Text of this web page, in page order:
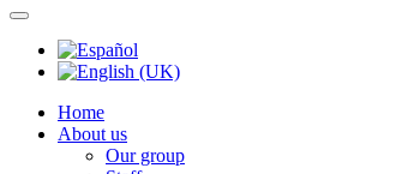
Home
About us
Our group